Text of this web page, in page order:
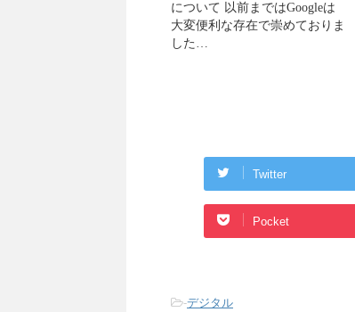
について 以前まではGoogleは
大変便利な存在で崇めておりま
した…
Twitter
Pocket
-デジタル